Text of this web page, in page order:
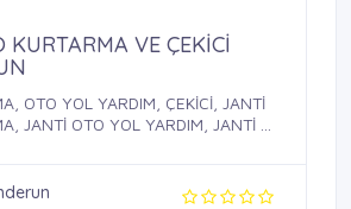
VE ÇEKİCİ
OTO YOL YARDIM, ÇEKİCİ, JANTİ
JANTİ OTO YOL YARDIM, JANTİ ...